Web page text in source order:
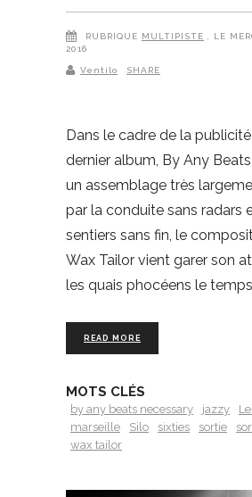
RUBRIQUE MULTIPISTE
, LE
2016
Ventilo SHARE
Dans le cadre de la
dernier album, By Any
un assemblage très
par la conduite sans radars
sentiers sans fin, le
Wax Tailor vient garer son
les quais phocéens le temps
READ MORE
MOTS CLÉS
by any beats necessary jazzy
marseille
Silo sixties sortie
wax tailor